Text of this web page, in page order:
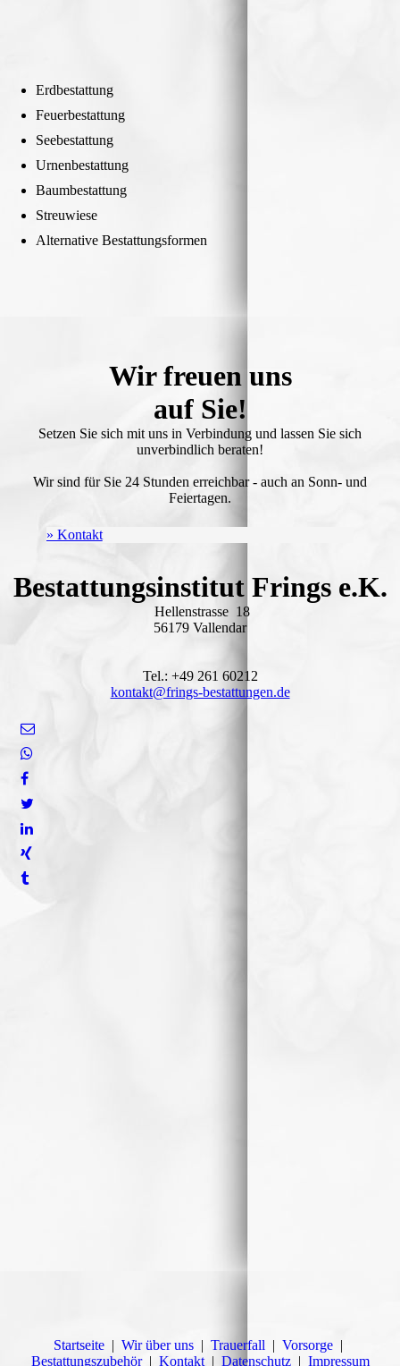
Erdbestattung
Feuerbestattung
Seebestattung
Urnenbestattung
Baumbestattung
Streuwiese
Alternative Bestattungsformen
Wir freuen uns
auf Sie!
Setzen Sie sich mit uns in Verbindung und lassen Sie sich
unverbindlich beraten!
Wir sind für Sie 24 Stunden erreichbar - auch an Sonn- und
Feiertagen.
» Kontakt
Bestattungsinstitut Frings e.K.
Hellenstrasse 18
56179 Vallendar
Tel.: +49 261 60212
kontakt@frings-bestattungen.de
Startseite | Wir über uns | Trauerfall | Vorsorge |
Bestattungszubehör| Kontakt| Datenschutz | Impressum